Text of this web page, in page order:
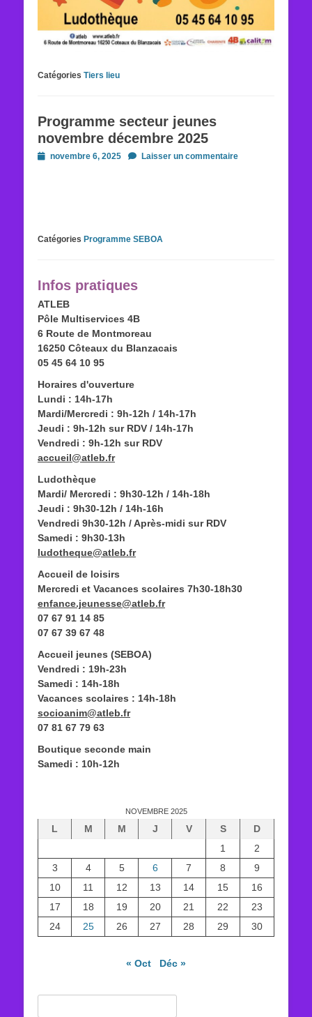
Catégories Tiers lieu
Programme secteur jeunes
novembre décembre 2025
Postednovembre 6, 2025 Laisser un commentaire
Catégories Programme SEBOA
Infos pratiques
ATLEB
Pôle Multiservices 4B
6 Route de Montmoreau
16250 Côteaux du Blanzacais
05 45 64 10 95
Horaires d'ouverture
Lundi : 14h-17h
Mardi/Mercredi : 9h-12h / 14h-17h
Jeudi : 9h-12h sur RDV / 14h-17h
Vendredi : 9h-12h sur RDV
accueil@atleb.fr
Ludothèque
Mardi/ Mercredi : 9h30-12h / 14h-18h
Jeudi : 9h30-12h / 14h-16h
Vendredi 9h30-12h / Après-midi sur RDV
Samedi : 9h30-13h
ludotheque@atleb.fr
Accueil de loisirs
Mercredi et Vacances scolaires 7h30-18h30
enfance.jeunesse@atleb.fr
07 67 91 14 85
07 67 39 67 48
Accueil jeunes (SEBOA)
Vendredi : 19h-23h
Samedi : 14h-18h
Vacances scolaires : 14h-18h
socioanim@atleb.fr
07 81 67 79 63
Boutique seconde main
Samedi : 10h-12h
NOVEMBRE 2025
L M M J V S
D
1
2
3
4 5 6 7 8
9
10
11 12 13 14 15
16
17
18 19 20 21 22
23
24
25 26 27 28 29 30
« Oct Déc »